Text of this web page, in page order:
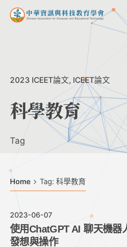
Skip
2023 ICEET論文 ICEET論文
科學教育
Tag
Home Tag: 科學教育
2023-06-07
使用ChatGPT AI 聊天機器
發想與操作